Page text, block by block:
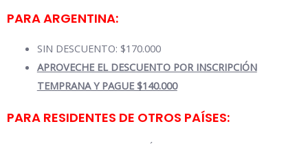
PARA ARGENTINA:
SIN DESCUENTO: $170.000
APROVECHE EL DESCUENTO POR INSCRIPCIÓN
TEMPRANA Y PAGUE $140.000
PARA RESIDENTES DE OTROS PAÍSES: